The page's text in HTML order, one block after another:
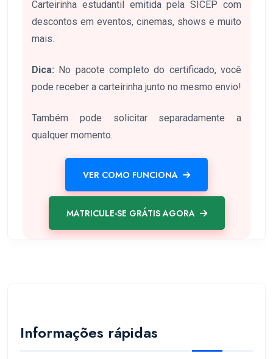
Carteirinha estudantil emitida pela SICEP com
descontos em eventos, cinemas, shows e muito
mais.
Dica: No pacote completo do certificado, você
pode receber a carteirinha junto no mesmo envio!
Também pode solicitar separadamente a
qualquer momento.
VER COMO FUNCIONA
MATRICULE-SE GRÁTIS AGORA
Informações rápidas